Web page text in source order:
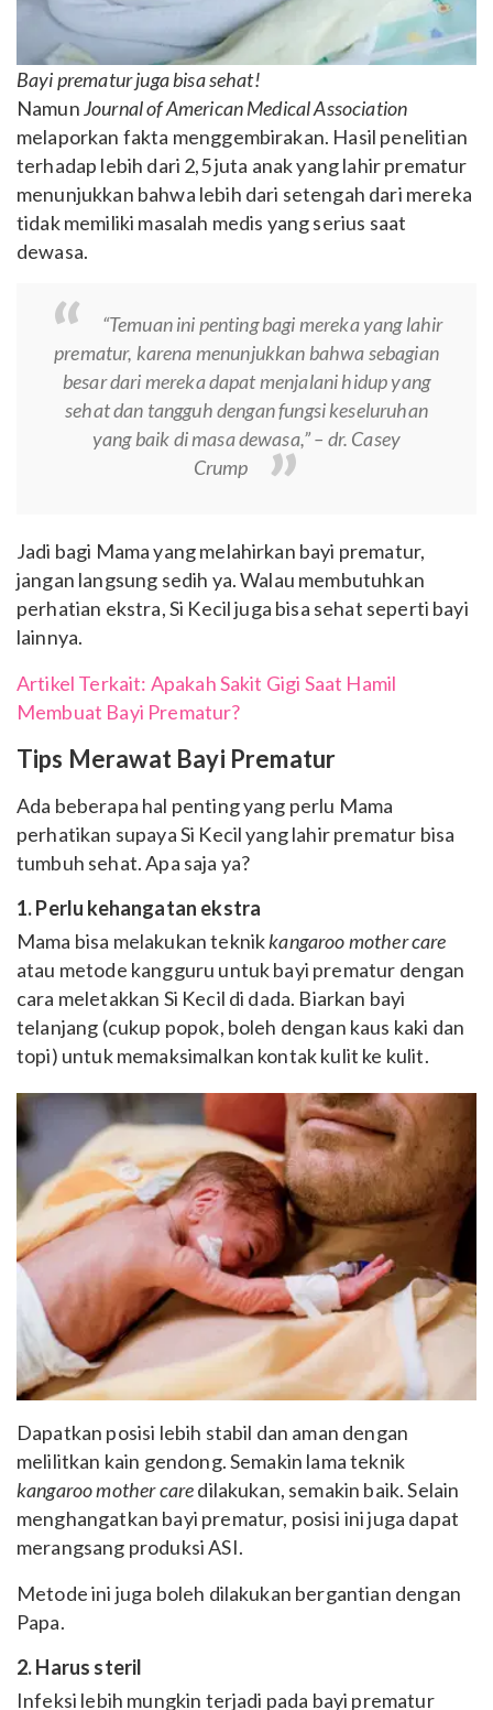
Bayi prematur juga bisa sehat!
NamunJournal of American Medical Association
melaporkan fakta menggembirakan. Hasil penelitian
terhadap lebih dari 2,5 juta anak yang lahir prematur
menunjukkan bahwa lebih dari setengah dari mereka
tidak memiliki masalah medis yang serius saat
dewasa.
“Temuan ini penting bagi mereka yang lahir
prematur, karena menunjukkan bahwa sebagian
besar dari mereka dapat menjalani hidup yang
sehat dan tangguh dengan fungsi keseluruhan
yang baik di masa dewasa,” – dr. Casey
Crump
Jadi bagi Mama yang melahirkan bayi prematur,
jangan langsung sedih ya. Walau membutuhkan
perhatian ekstra, Si Kecil juga bisa sehat seperti bayi
lainnya.
Artikel Terkait: Apakah Sakit Gigi Saat Hamil
Membuat Bayi Prematur?
Tips Merawat Bayi Prematur
Ada beberapa hal penting yang perlu Mama
perhatikan supaya Si Kecil yang lahir prematur bisa
tumbuh sehat. Apa saja ya?
1. Perlu kehangatan ekstra
Mama bisa melakukan teknikkangaroo mother care
atau metode kangguru untuk bayi prematur dengan
cara meletakkan Si Kecil di dada. Biarkan bayi
telanjang (cukup popok, boleh dengan kaus kaki dan
topi) untuk memaksimalkan kontak kulit ke kulit.
Dapatkan posisi lebih stabil dan aman dengan
melilitkan kain gendong. Semakin lama teknik
kangaroo mother caredilakukan, semakin baik. Selain
menghangatkan bayi prematur, posisi ini juga dapat
merangsang produksi ASI.
Metode ini juga boleh dilakukan bergantian dengan
Papa.
2. Harus steril
Infeksi lebih mungkin terjadi pada bayi prematur